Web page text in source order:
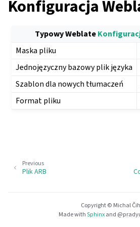
Konfiguracja
Typowy Weblate
Maska pliku
Jednojęzyczny bazowy plik języka
Szablon dla nowych tłumaczeń
Format pliku
Previous
Plik ARB
Copyright © Michal
Made withSphinxand